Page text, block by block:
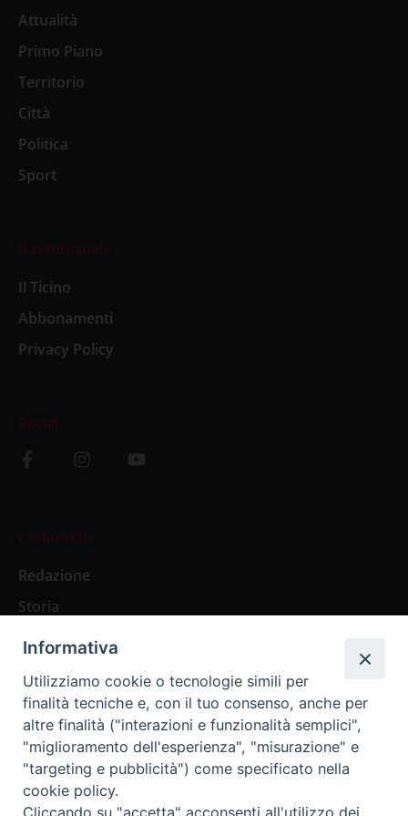
Attualità
Primo Piano
Territorio
Città
Politica
Sport
Il settimanale
Il Ticino
Abbonamenti
Privacy Policy
Social
L’editoriale
Redazione
Storia
Abbonamenti
Abbonamento Annuale Digitale
Abbonamento Annuale Cartaceo
Abbonamento Singola Copia Digitale
Informativa
Utilizziamo cookie o tecnologie simili per
finalità tecniche e, con il tuo consenso, anche per
altre finalità ("interazioni e funzionalità semplici",
"miglioramento dell'esperienza", "misurazione" e
"targeting e pubblicità") come specificato nella
cookie policy.